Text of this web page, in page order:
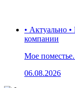
• Актуально •
компании
Мое
06.08.2026